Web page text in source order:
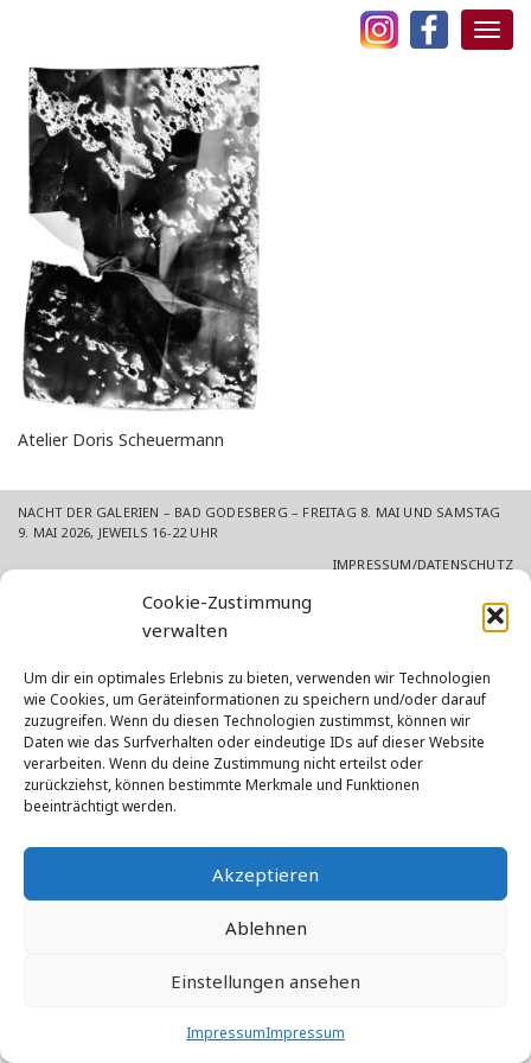
Cookie-Zustimmung
verwalten
Um dir ein optimales Erlebnis zu bieten, verwenden wir Technologien
wie Cookies, um Geräteinformationen zu speichern und/oder darauf
zuzugreifen. Wenn du diesen Technologien zustimmst, können wir
Daten wie das Surfverhalten oder eindeutige IDs auf dieser Website
verarbeiten. Wenn du deine Zustimmung nicht erteilst oder
zurückziehst, können bestimmte Merkmale und Funktionen
beeinträchtigt werden.
Akzeptieren
Ablehnen
Einstellungen ansehen
ImpressumImpressum
content
Atelier Doris Scheuermann
NACHT DER GALERIEN – BAD GODESBERG – FREITAG 8. MAI UND SAMSTAG
9. MAI 2026, JEWEILS 16-22 UHR
IMPRESSUM/DATENSCHUTZ